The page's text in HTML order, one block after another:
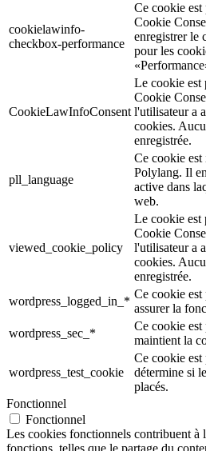
cookielawinfo-
checkbox-performance
Ce cookie
Cookie
enregistrer le
pour les
CookieLawInfoConsent
Le cookie est
Cookie
l'utilisateur a
cookies.
enregistrée.
pll_language
Ce cookie
Polylang. Il
active dans
web.
viewed_cookie_policy
Le cookie est
Cookie
l'utilisateur a
cookies.
enregistrée.
wordpress_logged_in_*
Ce cookie est
assurer la
wordpress_sec_*
Ce cookie est
maintient la
wordpress_test_cookie
Ce cookie est
détermine si
placés.
Fonctionnel
Fonctionnel
Les cookies fonctionnels contribuent à